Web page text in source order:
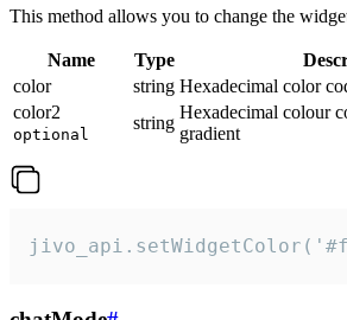
This method allows you to change the
Name Type
color
string Hexadecimal color
color2
optional
string
Hexadecimal colour
gradient